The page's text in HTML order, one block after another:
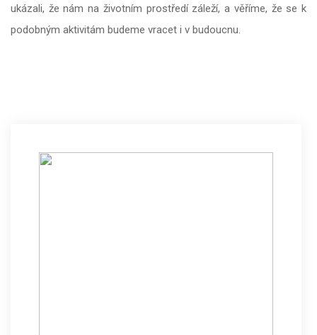
ukázali, že nám na životním prostředí záleží, a věříme, že se k
podobným aktivitám budeme vracet i v budoucnu.